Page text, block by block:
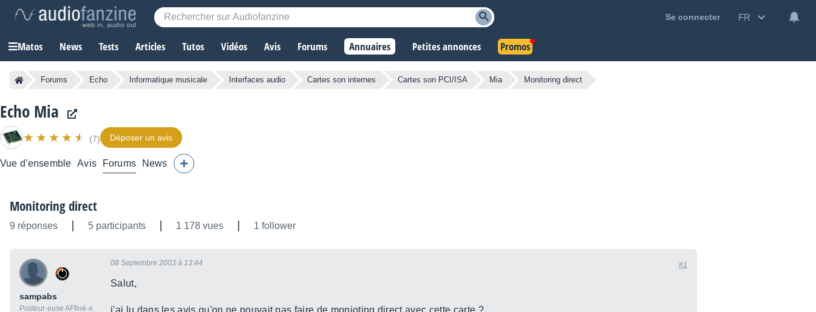
Se connecter FR
Matos News Tests Articles Tutos Vidéos Avis Forums Annuaires Petites annonces Promos
Forums Echo Informatique musicale Interfaces audio Cartes son internes Cartes son PCI/ISA Mia Monitoring direct
Echo Mia
(7) Déposer un avis
Vue d’ensemble Avis Forums News
Monitoring direct
9 réponses 5 participants 1 178 vues 1 follower
sampabs
Posteur·euse AFfiné·e
08 Septembre 2003 à 13:44 #1
Salut,